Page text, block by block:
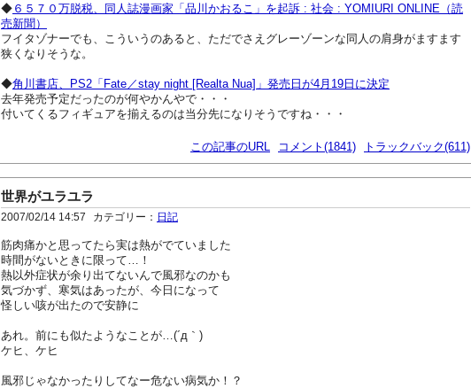
◆ ６５７０万脱税、同人誌漫画家「品川かおるこ」を起訴 : 社会 : YOMIURI ONLINE（読
売新聞）
フイタゾナーでも、こういうのあると、ただでさえグレーゾーンな同人の肩身がますます
狭くなりそうな。
◆角川書店、PS2「Fate／stay night [Realta Nua]」発売日が4月19日に決定
去年発売予定だったのが何やかんやで・・・
付いてくるフィギュアを揃えるのは当分先になりそうですね・・・
この記事のURL コメント(1841) トラックバック(611)
世界がユラユラ
2007/02/14 14:57 カテゴリー： 日記
筋肉痛かと思ってたら実は熱がでていました
時間がないときに限って…！
熱以外症状が余り出てないんで風邪なのかも
気づかず、寒気はあったが、今日になって
怪しい咳が出たので安静に
あれ。前にも似たようなことが…(´д｀)
ケヒ、ケヒ
風邪じゃなかったりしてなー危ない病気か！？